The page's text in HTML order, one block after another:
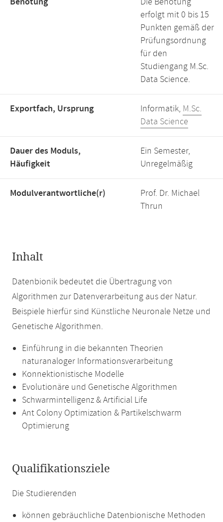
erfolgt mit 0 bis 15
Punkten gemäß der
Prüfungsordnung
für den
Studiengang M.Sc.
Data Science.
Exportfach, Ursprung Informatik, M.Sc.
Data Science
Dauer des Moduls,
Häufigkeit
Ein Semester,
Unregelmäßig
Modulverantwortliche(r)
Prof. Dr. Michael
Thrun
Inhalt
Datenbionik bedeutet die Übertragung von
Algorithmen zur Datenverarbeitung aus der Natur.
Beispiele hierfür sind Künstliche Neuronale Netze und
Genetische Algorithmen.
Einführung in die bekannten Theorien
naturanaloger Informationsverarbeitung
Konnektionistische Modelle
Evolutionäre und Genetische Algorithmen
Schwarmintelligenz & Artificial Life
Ant Colony Optimization & Partikelschwarm
Optimierung
Qualifikationsziele
Die Studierenden
können gebräuchliche Datenbionische Methoden